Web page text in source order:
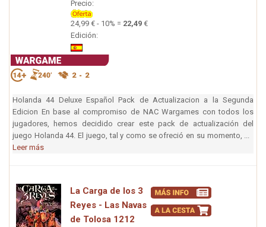
Precio:
24,99 € - 10% = 22,49 €
Edición:
Holanda 44 Deluxe Español Pack de Actualizacion a la Segunda
Edicion En base al compromiso de NAC Wargames con todos los
jugadores, hemos decidido crear este pack de actualización del
juego Holanda 44. El juego, tal y como se ofreció en su momento, ...
Leer más
La Carga de los 3
Reyes - Las Navas
de Tolosa 1212